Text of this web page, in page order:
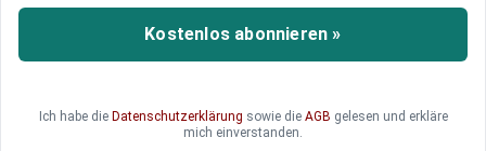
Der IWF hat beschlossen, die Aufnahme des
USA und dem Dollar profilieren.
Kostenlos abonnieren »
Ich habe die Datenschutzerklärung sowie die AGB gelesen und erkläre
mich einverstanden.